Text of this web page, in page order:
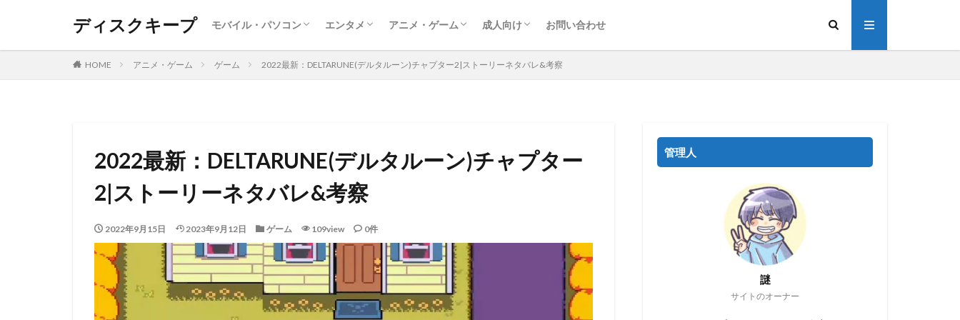
ディスクキープ モバイル・パソコン
Android
Iphone ・Ipad
SNS
レポート
Windows
MAC
DVD・BD
エンタメ
映画
ドラマ
レポート
音楽
動画配信サービス
アニメ・ゲーム
漫画
ゲーム
アニメ
成人向け
アダルト動画ダウンロード
アダルトサイト情報
FANZA
お問い合わせ
HOME アニメ・ゲーム ゲーム 2022最新：DELTARUNE(デルタルーン)チャプター2|ストーリーネタバレ&考察
2022最新：DELTARUNE(デルタルーン)チャプター
2|ストーリーネタバレ&考察
2022年9月15日 2023年9月12日 ゲーム 109view 0件
管理人
謎
サイトのオーナー